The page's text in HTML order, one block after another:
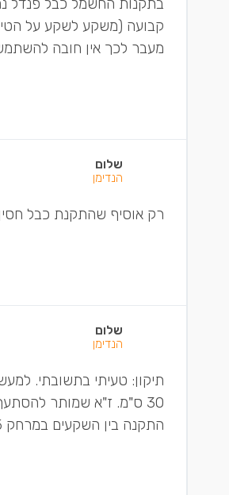
מעבר לכך אין חובה
שלום
הנדימן
רק אוסיף שהתקנת כבל
שלום
הנדימן
תיקון: טעיתי בתשובתי.
התקנה בין השקעים במרחק 1.5 מטר אסורה.